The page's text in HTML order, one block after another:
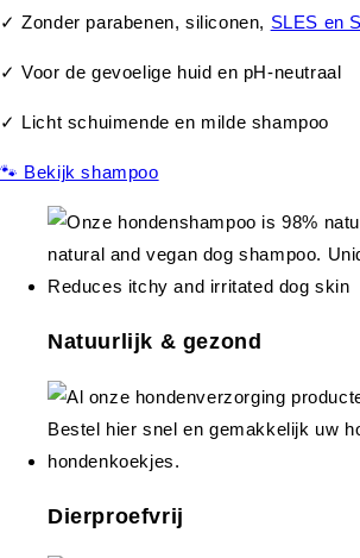
✓ Zonder parabenen, siliconen, SLES en
✓ Voor de gevoelige huid en pH-neutraal
✓ Licht schuimende en milde shampoo
🐾 Bekijk shampoo
Natuurlijk & gezond
Dierproefvrij